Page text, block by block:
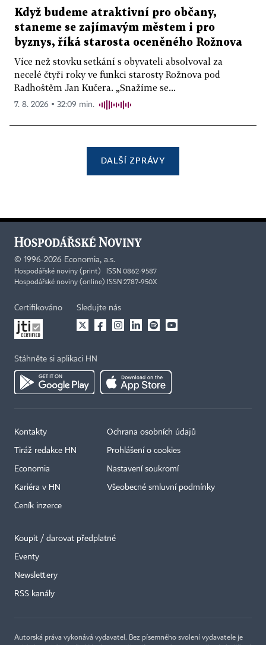
Když budeme atraktivní pro občany,
staneme se zajímavým městem i pro
byznys, říká starosta oceněného Rožnova
Více než stovku setkání s obyvateli absolvoval za
necelé čtyři roky ve funkci starosty Rožnova pod
Radhoštěm Jan Kučera. „Snažíme se...
7. 8. 2026 ▪ 32:09 min.
DALŠÍ ZPRÁVY
© 1996-2026 Economia, a.s.
Hospodářské noviny (print) ISSN 0862-9587
Hospodářské noviny (online) ISSN 2787-950X
Certifikováno Sledujte nás
Stáhněte si aplikaci HN
Kontakty
Tiráž redakce HN
Economia
Kariéra v HN
Ceník inzerce
Ochrana osobních údajů
Prohlášení o cookies
Nastavení soukromí
Všeobecné smluvní podmínky
Koupit / darovat předplatné
Eventy
Newslettery
RSS kanály
Autorská práva vykonává vydavatel. Bez písemného svolení vydavatele je